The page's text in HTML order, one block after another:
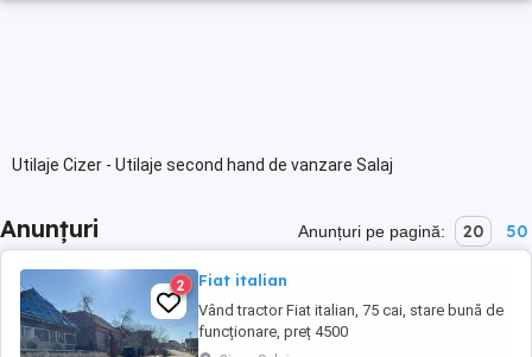
Utilaje Cizer - Utilaje second hand de vanzare Salaj
Anunțuri Anunțuri pe pagină: 20 50
2 Fiat italian
Vând tractor Fiat italian, 75 cai, stare bună de
funcționare, preț 4500